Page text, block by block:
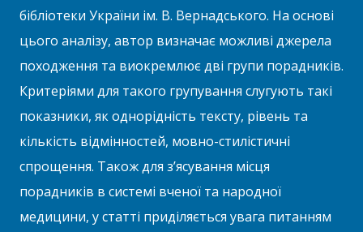
бібліотеки України ім. В. Вернадського. На основі
цього аналізу, автор визначає можливі джерела
походження та виокремлює дві групи порадників.
Критеріями для такого групування слугують такі
показники, як однорідність тексту, рівень та
кількість відмінностей, мовно-стилістичні
спрощення. Також для з’ясування місця
порадників в системі вченої та народної
медицини, у статті приділяється увага питанням